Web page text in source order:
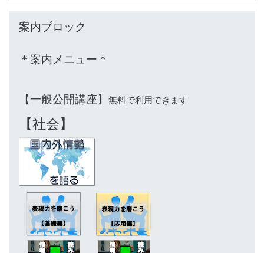
案内ブロック
＊案内メニュー＊
【一般公開講座】 無料で利用できます
【社会】